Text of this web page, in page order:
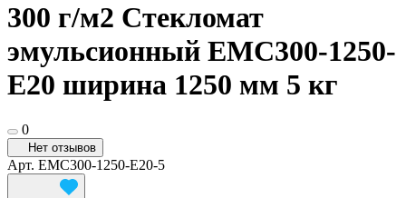
300 г/м2 Стекломат
эмульсионный EMC300-1250-
E20 ширина 1250 мм 5 кг
0
Нет отзывов
Арт. EMC300-1250-E20-5